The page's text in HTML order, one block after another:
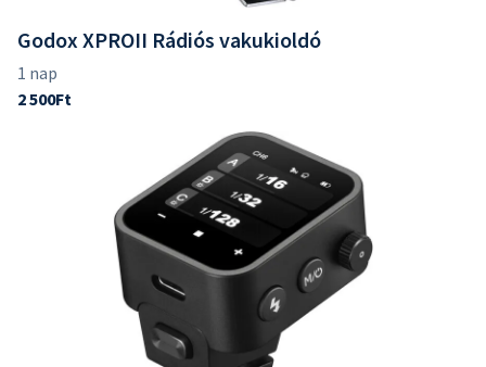
Godox XPROII Rádiós vakukioldó